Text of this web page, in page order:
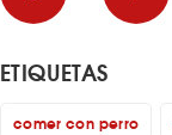
ETIQUETAS
comer con perro